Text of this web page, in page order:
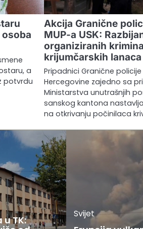
a
potvrdu
Akcija Granične
MUP-a USK:
organiziranih
krijumčarskih lanaca
Pripadnici Granične policije
Hercegovine zajedno sa
Ministarstva unutrašnjih
sanskog kantona
na otkrivanju počinilaca
TK:
Svijet